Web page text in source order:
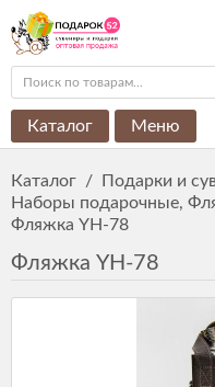
Каталог Меню
Каталог / Подарки и
Наборы подарочные,
Фляжка YH-78
Фляжка YH-78